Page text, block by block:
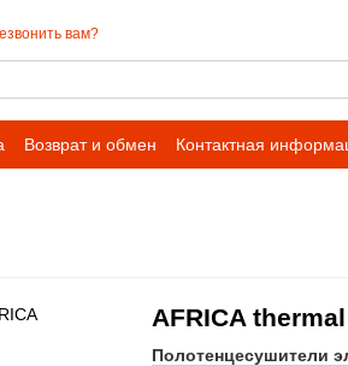
вам?
Возврат и обмен Контактная
AFRICA
Полотенцесушители